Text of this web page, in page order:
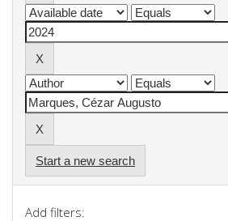
Start a new search
Add filters: